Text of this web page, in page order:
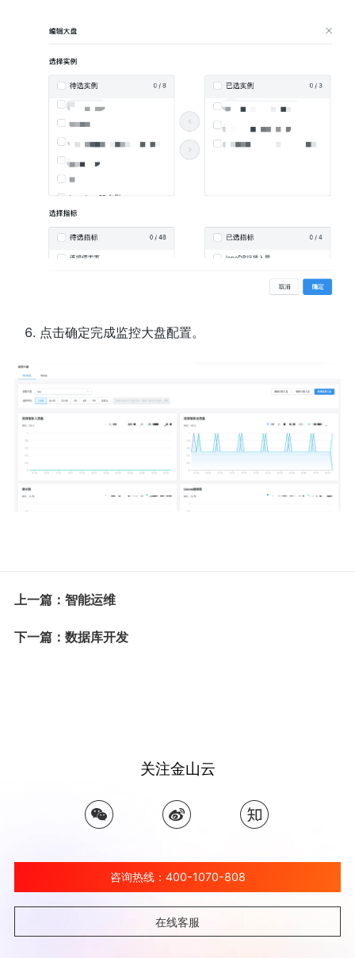
点击确定完成监控大盘配置。
上一篇：智能运维
下一篇：数据库开发
关注金山云
咨询热线：400-1070-808
在线客服